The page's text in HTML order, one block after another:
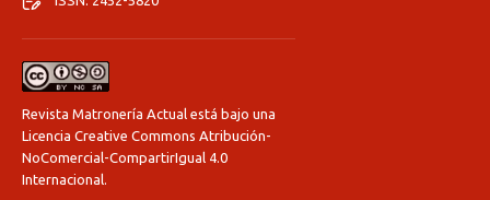
Revista Matronería Actual está bajo una
Licencia Creative Commons Atribución-
NoComercial-CompartirIgual 4.0
Internacional.